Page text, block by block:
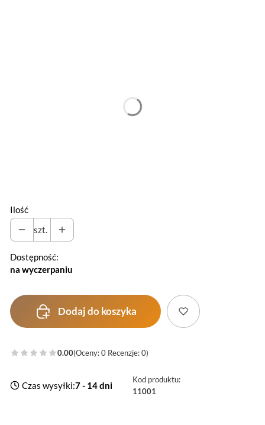
Ilość
szt.
Dostępność:
na wyczerpaniu
Dodaj do koszyka
0.00(Oceny: 0 Recenzje: 0)
Czas wysyłki:7 - 14 dni
Kod produktu:
11001